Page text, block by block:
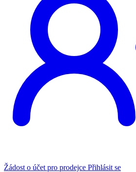
Žádost o účet pro prodejce Přihlásit se